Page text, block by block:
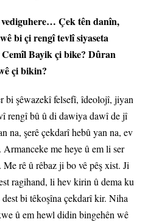
Çek tên danîn,
bi çi rengî tevlî siyaseta
Bayik çi bike? Dûran
çi bikin?
bi şêwazekî felsefî, îdeolojî, jiyan
rengî bû û di dawiya dawî de jî
na, şerê çekdarî hebû yan na, ev
me heye û em li ser
rê û rêbaz ji bo vê pêş xist. Ji
ragihand, li hev kirin û dema ku
bi têkoşîna çekdarî kir. Niha
û em hewl didin bingehên wê